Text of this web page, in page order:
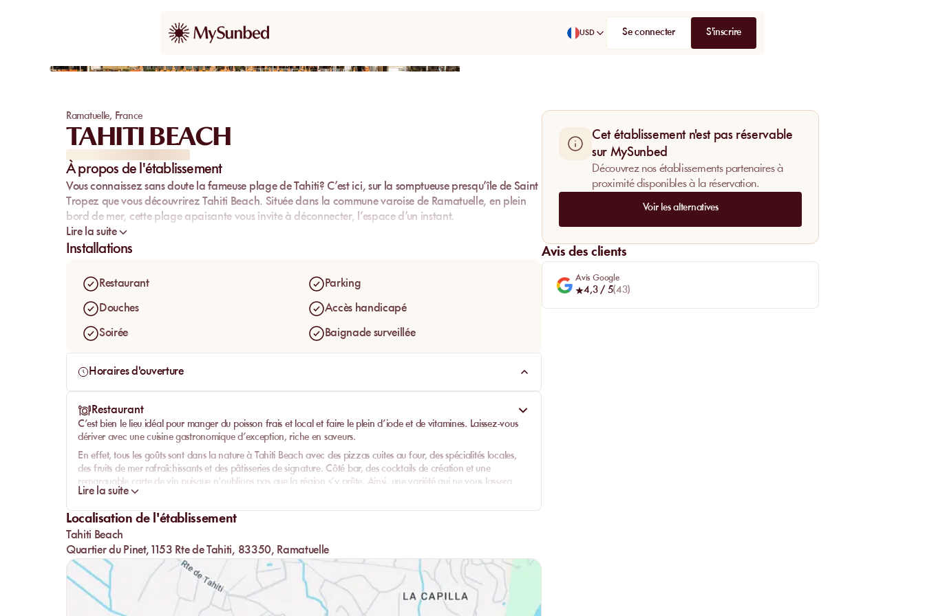
USD Se connecter
S'inscrire
Ramatuelle, France
TAHITI BEACH
À propos de l'établissement
Vous connaissez sans doute la fameuse plage de Tahiti? C’est ici, sur la somptueuse presqu’île de Saint
Tropez que vous découvrirez Tahiti Beach. Située dans la commune varoise de Ramatuelle, en plein
bord de mer, cette plage apaisante vous invite à déconnecter, l’espace d’un instant.
Lire la suite
Installations
Restaurant Parking
Douches Accès handicapé
Soirée Baignade surveillée
Horaires d'ouverture
Restaurant
C’est bien le lieu idéal pour manger du poisson frais et local et faire le plein d’iode et de vitamines. Laissez-vous
dériver avec une cuisine gastronomique d’exception, riche en saveurs.
En effet, tous les goûts sont dans la nature à Tahiti Beach avec des pizzas cuites au four, des spécialités locales,
des fruits de mer rafraîchissants et des pâtisseries de signature. Côté bar, des cocktails de création et une
remarquable carte de vin puisque n’oublions pas que la région s’y prête. Ainsi, une variété qui ne vous lassera
jamais et des chefs passionnés qui vous transmettront leur amour pour le goût.
Alors venez développer vos sens à Tahiti Beach, sous le regard accueillant des totems polynésiens et de l’équipe.
Il vous suffit de vous aventurer dans cette merveilleuse flore qui fait la beauté de l’île, et vous laisser porter jusqu’à
la mer. Ici, vous trouverez une plage sans pareille qui vous réserve bien des surprises.
Lire la suite
Localisation de l'établissement
Tahiti Beach
Quartier du Pinet, 1153 Rte de Tahiti, 83350, Ramatuelle
Cet établissement n'est pas réservable
sur MySunbed
Découvrez nos établissements partenaires à
proximité disponibles à la réservation.
Voir les alternatives
Avis des clients
Avis Google
4,3/ 5(43)